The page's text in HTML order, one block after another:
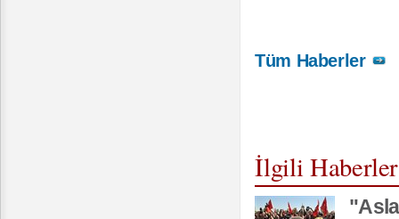
Tüm Haberler
İlgili Haberler